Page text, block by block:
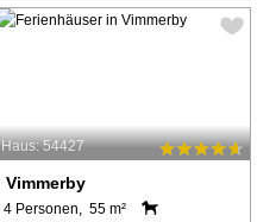
Haus: 54427
Vimmerby
4 Personen, 55 m²